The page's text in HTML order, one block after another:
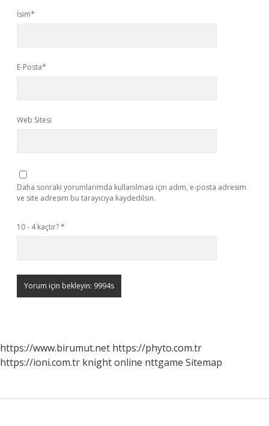
İsim*
E-Posta*
Web Sitesi
Daha sonraki yorumlarımda kullanılması için adım, e-posta adresim
ve site adresim bu tarayıcıya kaydedilsin.
10 - 4 kaçtır?*
https://www.birumut.net https://phyto.com.tr
https://ioni.com.tr knight online nttgame Sitemap